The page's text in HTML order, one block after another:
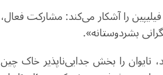
را آشکار می‌کند: مشارکت فعال،
بشردوستانه».
تایوان را بخش جدایی‌ناپذیر خاک چین